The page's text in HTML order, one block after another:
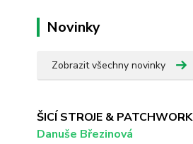
Novinky
Zobrazit všechny novinky
ŠICÍ STROJE & PATCHWORK
Danuše Březinová